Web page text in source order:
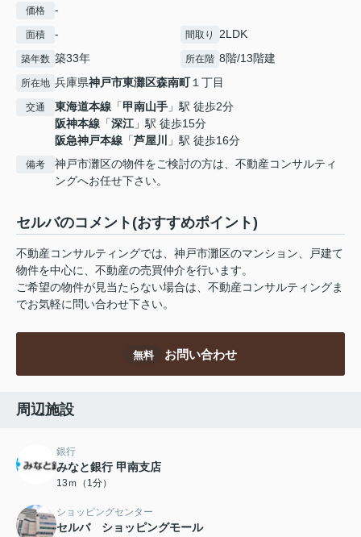
価格 -
面積 - 間取り 2LDK
築年数 築33年 所在階 8階/13階建
所在地 兵庫県神戸市東灘区森南町１丁目
交通 東海道本線 「甲南山手 」駅 徒歩2分
阪神本線 「深江」駅 徒歩15分
阪急神戸本線 「芦屋川 」駅 徒歩16分
備考
神戸市灘区の物件をご検討の方は、不動産コンサルティ
ングへお任せ下さい。
セルバのコメント(おすすめポイント)
不動産コンサルティングでは、神戸市灘区のマンション、戸建て
物件を中心に、不動産の売買仲介を行います。
ご希望の物件が見当たらない場合は、不動産コンサルティングま
でお気軽に問い合わせ下さい。
無料 お問い合わせ
周辺施設
銀行
みなと銀行 甲南支店
13ｍ（1分）
ショッピングセンター
セルバ ショッピングモール